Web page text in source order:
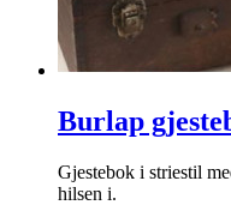
Burlap
Gjestebok i striestil
hilsen i.